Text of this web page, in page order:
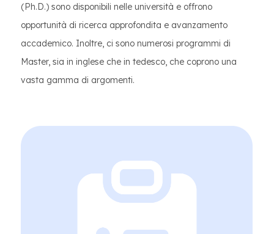
(Ph.D.) sono disponibili nelle università e offrono
opportunità di ricerca approfondita e avanzamento
accademico. Inoltre, ci sono numerosi programmi di
Master, sia in inglese che in tedesco, che coprono una
vasta gamma di argomenti.